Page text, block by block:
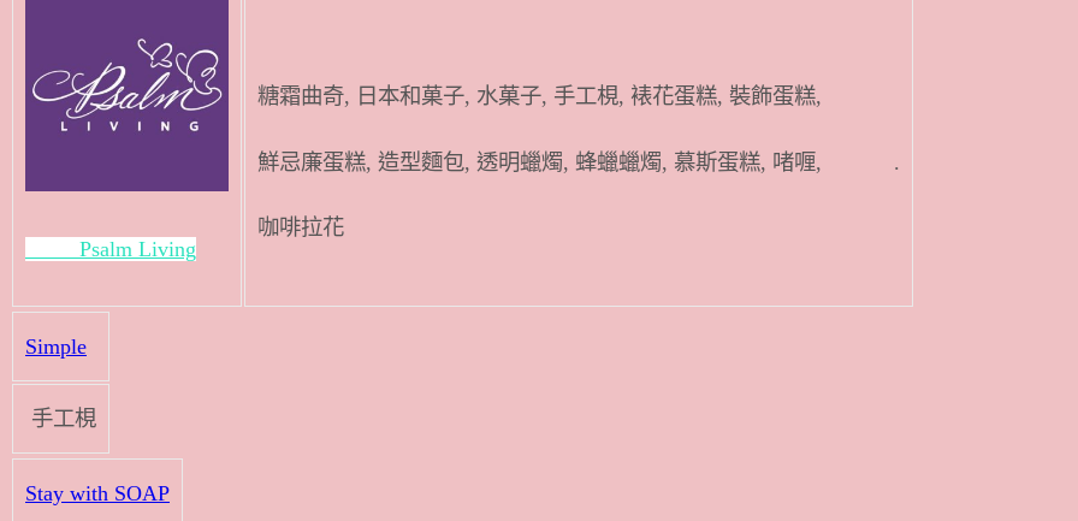
Psalm Living
糖霜曲奇, 日本和菓子, 水菓子, 手工梘, 裱花蛋糕, 裝飾蛋糕,
鮮忌廉蛋糕, 造型麵包, 透明蠟燭, 蜂蠟蠟燭, 慕斯蛋糕, 啫喱, .
咖啡拉花
Simple
手工梘
Stay with SOAP